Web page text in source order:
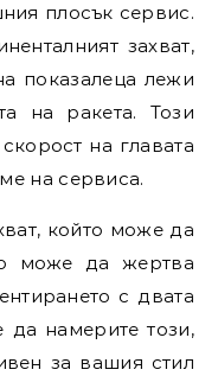
плосък сервис.
захват,
показалеца лежи
на ракета. Този
на главата
на сервиса.
който може да
може да жертва
с двата
намерите този,
за вашия стил